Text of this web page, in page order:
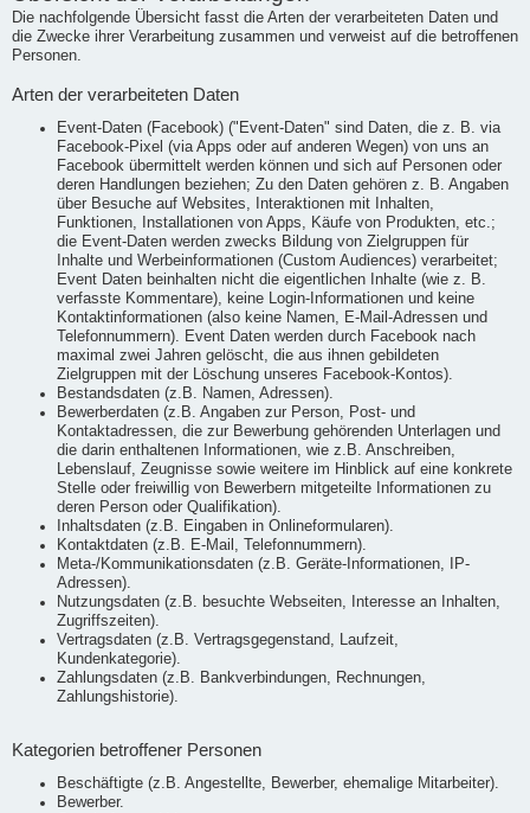
Die nachfolgende Übersicht fasst die Arten der verarbeiteten Daten und
die Zwecke ihrer Verarbeitung zusammen und verweist auf die betroffenen
Personen.
Arten der verarbeiteten Daten
Event-Daten (Facebook) ("Event-Daten" sind Daten, die z. B. via
Facebook-Pixel (via Apps oder auf anderen Wegen) von uns an
Facebook übermittelt werden können und sich auf Personen oder
deren Handlungen beziehen; Zu den Daten gehören z. B. Angaben
über Besuche auf Websites, Interaktionen mit Inhalten,
Funktionen, Installationen von Apps, Käufe von Produkten, etc.;
die Event-Daten werden zwecks Bildung von Zielgruppen für
Inhalte und Werbeinformationen (Custom Audiences) verarbeitet;
Event Daten beinhalten nicht die eigentlichen Inhalte (wie z. B.
verfasste Kommentare), keine Login-Informationen und keine
Kontaktinformationen (also keine Namen, E-Mail-Adressen und
Telefonnummern). Event Daten werden durch Facebook nach
maximal zwei Jahren gelöscht, die aus ihnen gebildeten
Zielgruppen mit der Löschung unseres Facebook-Kontos).
Bestandsdaten (z.B. Namen, Adressen).
Bewerberdaten (z.B. Angaben zur Person, Post- und
Kontaktadressen, die zur Bewerbung gehörenden Unterlagen und
die darin enthaltenen Informationen, wie z.B. Anschreiben,
Lebenslauf, Zeugnisse sowie weitere im Hinblick auf eine konkrete
Stelle oder freiwillig von Bewerbern mitgeteilte Informationen zu
deren Person oder Qualifikation).
Inhaltsdaten (z.B. Eingaben in Onlineformularen).
Kontaktdaten (z.B. E-Mail, Telefonnummern).
Meta-/Kommunikationsdaten (z.B. Geräte-Informationen, IP-
Adressen).
Nutzungsdaten (z.B. besuchte Webseiten, Interesse an Inhalten,
Zugriffszeiten).
Vertragsdaten (z.B. Vertragsgegenstand, Laufzeit,
Kundenkategorie).
Zahlungsdaten (z.B. Bankverbindungen, Rechnungen,
Zahlungshistorie).
Kategorien betroffener Personen
Beschäftigte (z.B. Angestellte, Bewerber, ehemalige Mitarbeiter).
Bewerber.